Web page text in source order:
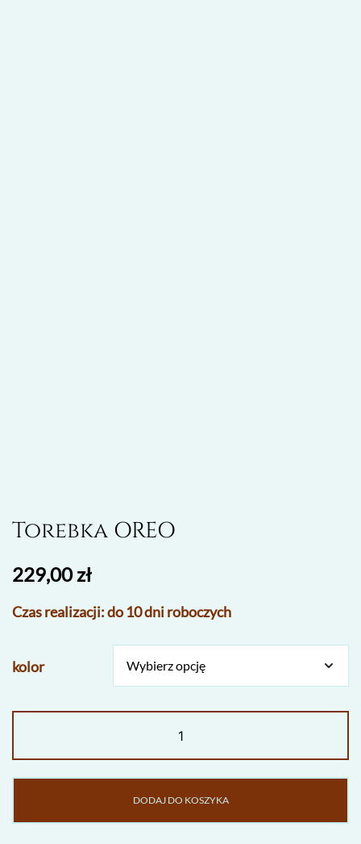
Torebka OREO
229,00zł
Czas realizacji: do 10 dni roboczych
kolor
Torebka
OREO
DODAJ DO KOSZYKA